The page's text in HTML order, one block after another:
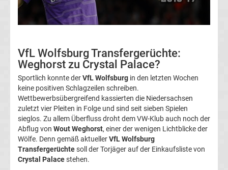
Fußballklubs
Bundesliga
2.
Liga
3.
Liga
VfL Wolfsburg Transfergerüchte:
Weghorst zu Crystal Palace?
Sportlich konnte derVfL Wolfsburg in den letzten Wochen
keine positiven Schlagzeilen schreiben.
Wettbewerbsübergreifend kassierten die Niedersachsen
zuletzt vier Pleiten in Folge und sind seit sieben Spielen
sieglos. Zu allem Überfluss droht dem VW-Klub auch noch der
Abflug von Wout Weghorst, einer der wenigen Lichtblicke der
Wölfe. Denn gemäß aktuellerVfL Wolfsburg
Transfergerüchtesoll der Torjäger auf der Einkaufsliste von
Crystal Palacestehen.